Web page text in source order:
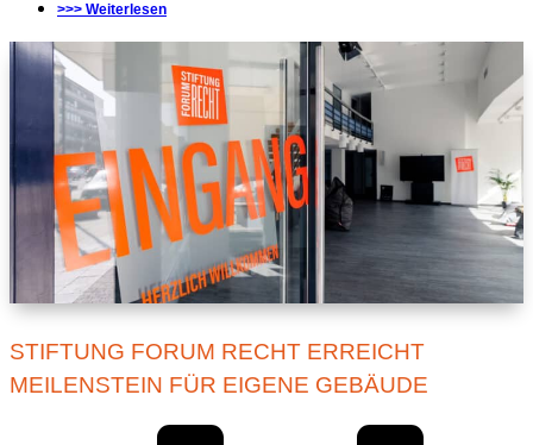
>>> Weiterlesen
STIFTUNG FORUM RECHT ERREICHT
MEILENSTEIN FÜR EIGENE GEBÄUDE